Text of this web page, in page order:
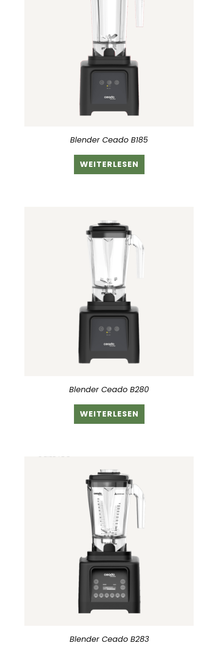
Blender Ceado B185
WEITERLESEN
Blender Ceado B280
WEITERLESEN
Blender Ceado B283